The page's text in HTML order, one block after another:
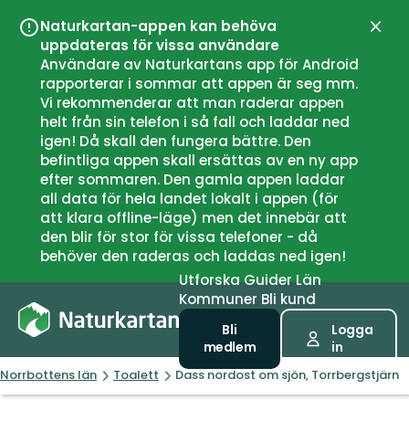
Naturkartan-appen kan behöva
uppdateras för vissa användare
Användare av Naturkartans app för Android
rapporterar i sommar att appen är seg mm.
Vi rekommenderar att man raderar appen
helt från sin telefon i så fall och laddar ned
igen! Då skall den fungera bättre. Den
befintliga appen skall ersättas av en ny app
efter sommaren. Den gamla appen laddar
all data för hela landet lokalt i appen (för
att klara offline-läge) men det innebär att
den blir för stor för vissa telefoner - då
behöver den raderas och laddas ned igen!
UtforskaGuiderLän
Kommuner Bli kund
Bli
medlem
Logga
in
Norrbottens län Toalett Dass nordost om sjön, Torrbergstjärn